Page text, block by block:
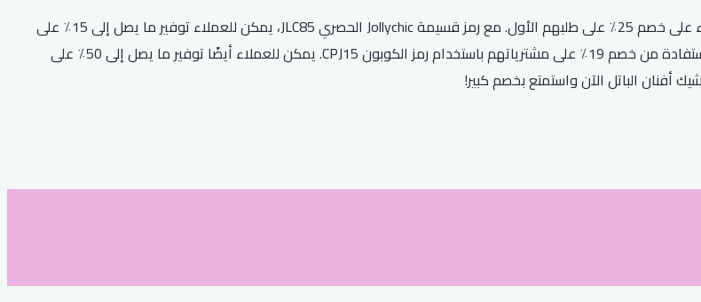
تقدم Jollychic خصمًا كبيرًا على جميع الطلبات مع كود خصم أفنان البطل. يحصل العملاء على خصم 25٪ على طلبهم الأول. مع رمز قسيمة Jollychic الحصري JLC85، يمكن للعملاء توفير ما يصل إلى 15٪ على
الطلبات وهذا العرض ليس له تاريخ انتهاء صلاحية. بالإضافة إلى ذلك، يمكن للعملاء الاستفادة من خصم 19٪ على مشترياتهم باستخدام رمز الكوبون CPJ15. يمكن للعملاء أيضًا توفير ما يصل إلى 50٪ على